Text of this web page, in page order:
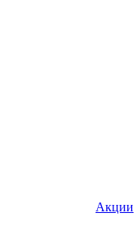
Акции